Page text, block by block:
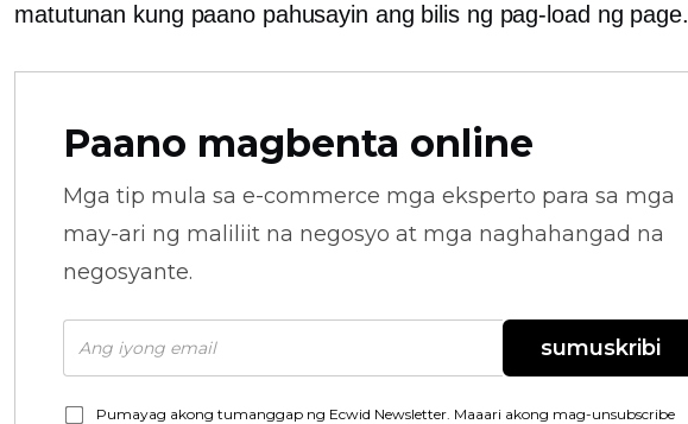
matutunan kung paano pahusayin ang bilis ng pag-load ng page.
Paano magbenta online
Mga tip mula sa e-commerce mga eksperto para sa mga
may-ari ng maliliit na negosyo at mga naghahangad na
negosyante.
sumuskribi
Pumayag akong tumanggap ng Ecwid Newsletter. Maaari akong mag-unsubscribe